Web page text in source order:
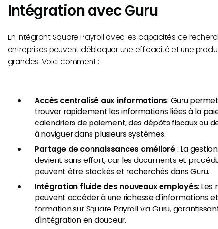
Intégration avec Guru
En intégrant Square Payroll avec les capacités de
entreprises peuvent débloquer une efficacité et une
grandes. Voici comment :
Accès centralisé aux informations: Guru
trouver rapidement les informations liées à la
calendriers de paiement, des dépôts fiscaux ou
à naviguer dans plusieurs systèmes.
Partage de connaissances amélioré: La
devient sans effort, car les documents et
peuvent être stockés et recherchés dans Guru.
Intégration fluide des nouveaux employés: Les
peuvent accéder à une richesse d'informations
formation sur Square Payroll via Guru,
d'intégration en douceur.